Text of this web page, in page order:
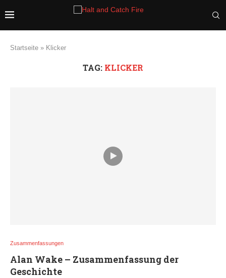
Startseite » Klicker
TAG: KLICKER
Zusammenfassungen
Alan Wake – Zusammenfassung der
Geschichte